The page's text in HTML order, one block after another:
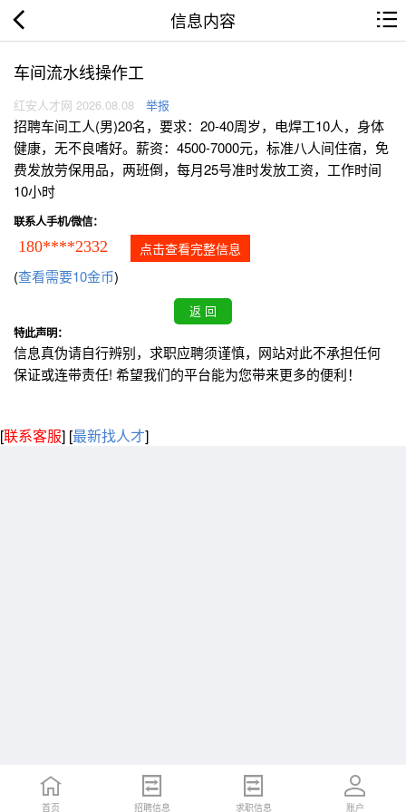
信息内容
车间流水线操作工
红安人才网 2026.08.08 举报
招聘车间工人(男)20名，要求：20-40周岁，电焊工10人，身体
健康，无不良嗜好。薪资：4500-7000元，标准八人间住宿，免
费发放劳保用品，两班倒，每月25号准时发放工资，工作时间
10小时
联系人手机/微信：
180****2332 点击查看完整信息
(查看需要10金币)
特此声明：
信息真伪请自行辨别，求职应聘须谨慎，网站对此不承担任何
保证或连带责任! 希望我们的平台能为您带来更多的便利！
[联系客服] [最新找人才]
首页 招聘信息 求职信息 账户